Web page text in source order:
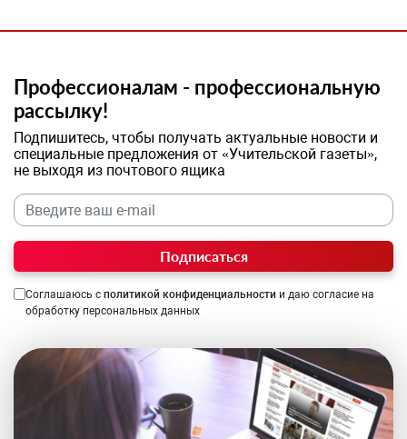
Профессионалам - профессиональную
рассылку!
Подпишитесь, чтобы получать актуальные новости и
специальные предложения от «Учительской газеты»,
не выходя из почтового ящика
Подписаться
Соглашаюсь с политикой конфиденциальности и даю согласие на
обработку персональных данных